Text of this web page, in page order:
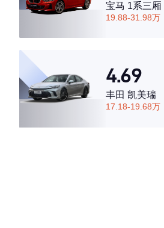
宝马 1系三厢
19.88-31.98万
4.69
丰田 凯美瑞
17.18-19.68万